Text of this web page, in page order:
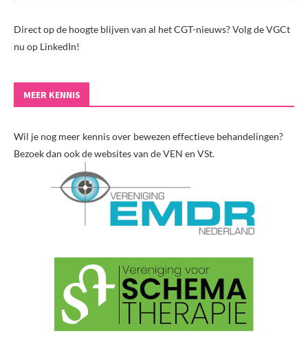
Direct op de hoogte blijven van al het CGT-nieuws? Volg de VGCt
nu op LinkedIn!
MEER KENNIS
Wil je nog meer kennis over bewezen effectieve behandelingen?
Bezoek dan ook de websites van de VEN en VSt.